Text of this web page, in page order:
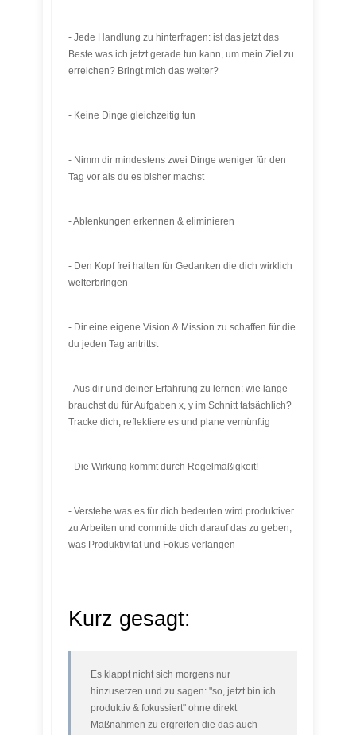
- Jede Handlung zu hinterfragen: ist das jetzt das
Beste was ich jetzt gerade tun kann, um mein Ziel zu
erreichen? Bringt mich das weiter?
- Keine Dinge gleichzeitig tun
- Nimm dir mindestens zwei Dinge weniger für den
Tag vor als du es bisher machst
- Ablenkungen erkennen & eliminieren
- Den Kopf frei halten für Gedanken die dich wirklich
weiterbringen
- Dir eine eigene Vision & Mission zu schaffen für die
du jeden Tag antrittst
- Aus dir und deiner Erfahrung zu lernen: wie lange
brauchst du für Aufgaben x, y im Schnitt tatsächlich?
Tracke dich, reflektiere es und plane vernünftig
- Die Wirkung kommt durch Regelmäßigkeit!
- Verstehe was es für dich bedeuten wird produktiver
zu Arbeiten und committe dich darauf das zu geben,
was Produktivität und Fokus verlangen
Kurz gesagt:
Es klappt nicht sich morgens nur
hinzusetzen und zu sagen: "so, jetzt bin ich
produktiv & fokussiert" ohne direkt
Maßnahmen zu ergreifen die das auch